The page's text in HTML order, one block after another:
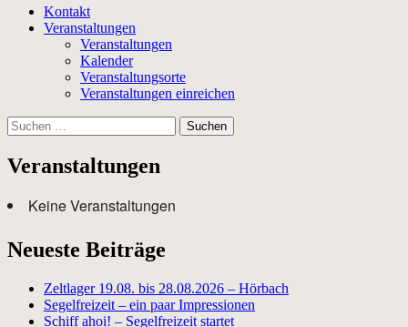
Kontakt
Veranstaltungen
Veranstaltungen
Kalender
Veranstaltungsorte
Veranstaltungen einreichen
Suchen
nach:
Veranstaltungen
Keine Veranstaltungen
Neueste Beiträge
Zeltlager 19.08. bis 28.08.2026 – Hörbach
Segelfreizeit – ein paar Impressionen
Schiff ahoi! – Segelfreizeit startet